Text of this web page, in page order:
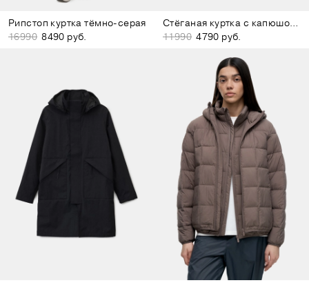
Рипстоп куртка тёмно-серая
16990 8490 руб.
Стёганая куртка с капюшоном чёрная
11990 4790 руб.